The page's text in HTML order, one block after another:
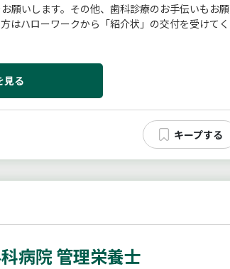
願いします。その他、歯科診療のお手伝いもお願
はハローワークから「紹介状」の交付を受けてく
見る
病院 管理栄養士